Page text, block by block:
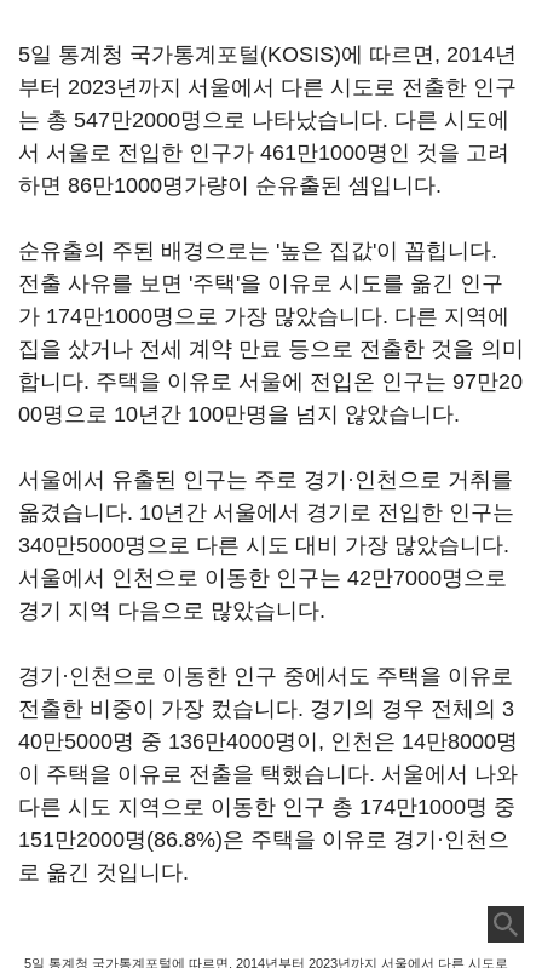
5일 통계청 국가통계포털(KOSIS)에 따르면, 2014년
부터 2023년까지 서울에서 다른 시도로 전출한 인구
는 총 547만2000명으로 나타났습니다. 다른 시도에
서 서울로 전입한 인구가 461만1000명인 것을 고려
하면 86만1000명가량이 순유출된 셈입니다.
순유출의 주된 배경으로는 '높은 집값'이 꼽힙니다.
전출 사유를 보면 '주택'을 이유로 시도를 옮긴 인구
가 174만1000명으로 가장 많았습니다. 다른 지역에
집을 샀거나 전세 계약 만료 등으로 전출한 것을 의미
합니다. 주택을 이유로 서울에 전입온 인구는 97만20
00명으로 10년간 100만명을 넘지 않았습니다.
서울에서 유출된 인구는 주로 경기·인천으로 거취를
옮겼습니다. 10년간 서울에서 경기로 전입한 인구는
340만5000명으로 다른 시도 대비 가장 많았습니다.
서울에서 인천으로 이동한 인구는 42만7000명으로
경기 지역 다음으로 많았습니다.
경기·인천으로 이동한 인구 중에서도 주택을 이유로
전출한 비중이 가장 컸습니다. 경기의 경우 전체의 3
40만5000명 중 136만4000명이, 인천은 14만8000명
이 주택을 이유로 전출을 택했습니다. 서울에서 나와
다른 시도 지역으로 이동한 인구 총 174만1000명 중
151만2000명(86.8%)은 주택을 이유로 경기·인천으
로 옮긴 것입니다.
5일 통계청 국가통계포털에 따르면, 2014년부터 2023년까지 서울에서 다른 시도로